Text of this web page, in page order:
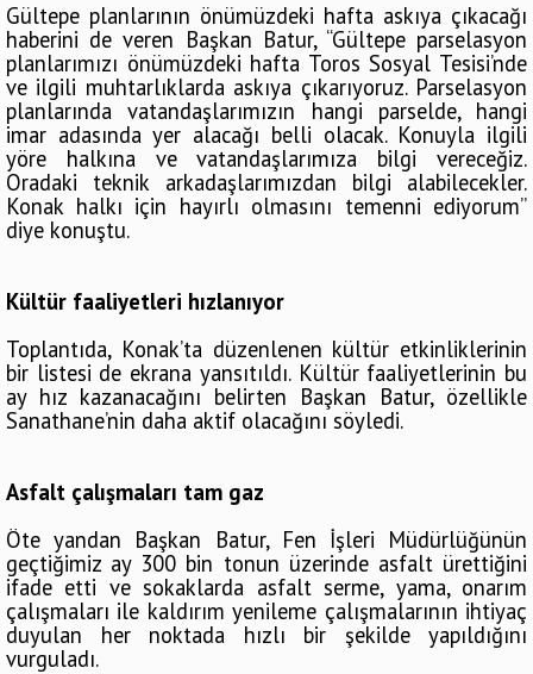
Gültepe planlarının önümüzdeki hafta askıya çıkacağı
haberini de veren Başkan Batur, “Gültepe parselasyon
planlarımızı önümüzdeki hafta Toros Sosyal Tesisi’nde
ve ilgili muhtarlıklarda askıya çıkarıyoruz. Parselasyon
planlarında vatandaşlarımızın hangi parselde, hangi
imar adasında yer alacağı belli olacak. Konuyla ilgili
yöre halkına ve vatandaşlarımıza bilgi vereceğiz.
Oradaki teknik arkadaşlarımızdan bilgi alabilecekler.
Konak halkı için hayırlı olmasını temenni ediyorum”
diye konuştu.
Kültür faaliyetleri hızlanıyor
Toplantıda, Konak’ta düzenlenen kültür etkinliklerinin
bir listesi de ekrana yansıtıldı. Kültür faaliyetlerinin bu
ay hız kazanacağını belirten Başkan Batur, özellikle
Sanathane’nin daha aktif olacağını söyledi.
Asfalt çalışmaları tam gaz
Öte yandan Başkan Batur, Fen İşleri Müdürlüğünün
geçtiğimiz ay 300 bin tonun üzerinde asfalt ürettiğini
ifade etti ve sokaklarda asfalt serme, yama, onarım
çalışmaları ile kaldırım yenileme çalışmalarının ihtiyaç
duyulan her noktada hızlı bir şekilde yapıldığını
vurguladı.